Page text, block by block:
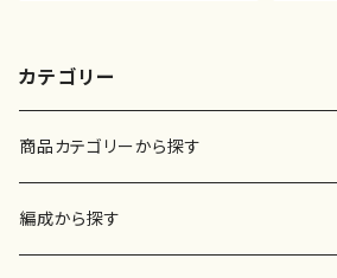
カテゴリー
商品カテゴリーから探す
楽譜
編成から探す